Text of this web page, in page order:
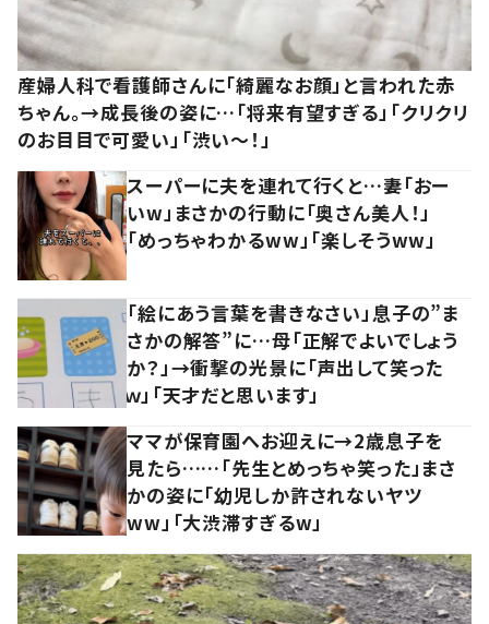
産婦人科で看護師さんに「綺麗なお顔」と言われた赤
ちゃん。→成長後の姿に…「将来有望すぎる」「クリクリ
のお目目で可愛い」「渋い～！」
スーパーに夫を連れて行くと…妻「おー
いw」まさかの行動に「奥さん美人！」
「めっちゃわかるww」「楽しそうww」
「絵にあう言葉を書きなさい」息子の”ま
さかの解答”に…母「正解でよいでしょう
か？」→衝撃の光景に「声出して笑った
ｗ」「天才だと思います」
ママが保育園へお迎えに→2歳息子を
見たら……「先生とめっちゃ笑った」まさ
かの姿に「幼児しか許されないヤツ
ww」「大渋滞すぎるw」